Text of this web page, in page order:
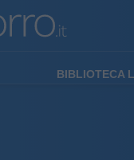
BIBLIOTECA